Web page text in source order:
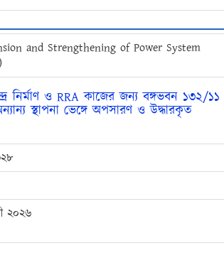
and Strengthening of Power System
ও RRA কাজের জন্য বঙ্গভবন ১৩২/১১
স্থাপনা ভেঙ্গে অপসারণ ও উদ্ধারকৃত
২০২৬